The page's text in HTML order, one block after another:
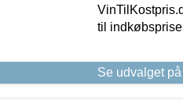
til
Se udvalget